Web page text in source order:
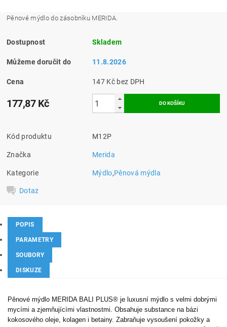
Pěnové mýdlo do zásobníku MERIDA.
Dostupnost Skladem
Můžeme doručit do 11.8.2026
Cena 147 Kč bez DPH
177,87 Kč
Kód produktu M12P
Značka Merida
Kategorie Mýdlo,Pěnová mýdla
Dotaz
POPIS
PARAMETRY
SOUBORY
DISKUZE
Pěnové mýdlo MERIDA BALI PLUS® je luxusní mýdlo s velmi dobrými
mycími a zjemňujícími vlastnostmi. Obsahuje substance na bázi
kokosového oleje, kolagen i betainy. Zabraňuje vysoušení pokožky a